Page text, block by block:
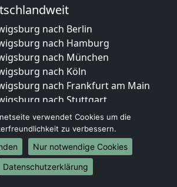
nach Berlin
nach Hamburg
nach München
nach Köln
nach Frankfurt am Main
nach Stuttgart
nach Düsseldorf
nach Leipzig
nach Dortmund
nach Essen
nach Bremen
verwendet Cookies um die
zu verbessern.
Nur notwendige Cookies
Datenschutzerklärung